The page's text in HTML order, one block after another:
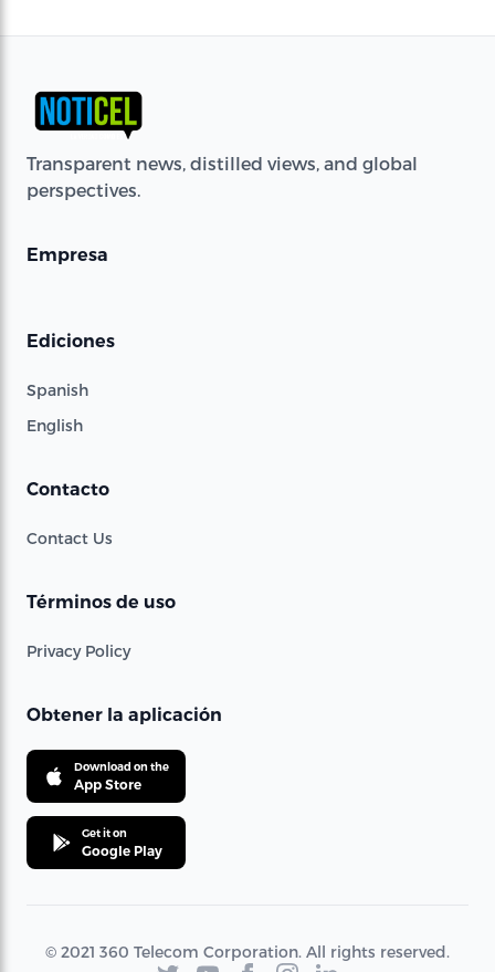
Transparent news, distilled views, and global
perspectives.
Empresa
Ediciones
Spanish
English
Contacto
Contact Us
Términos de uso
Privacy Policy
Obtener la aplicación
Download on the
App Store
Get it on
Google Play
© 2021 360 Telecom Corporation. All rights reserved.